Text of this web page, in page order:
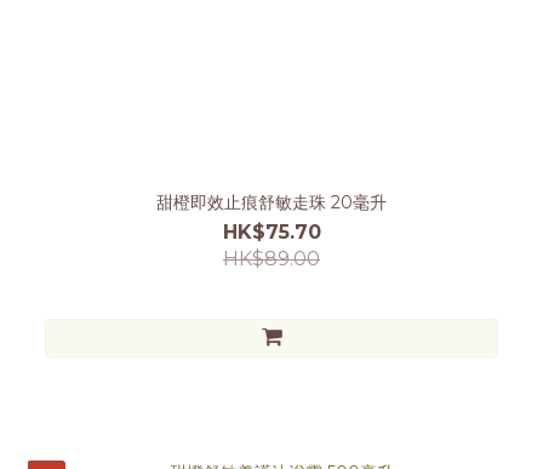
甜橙即效止痕舒敏走珠 20毫升
HK$75.70
HK$89.00